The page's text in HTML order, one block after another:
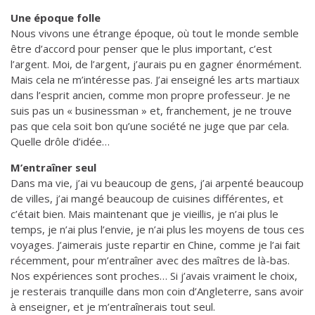
Une époque folle
Nous vivons une étrange époque, où tout le monde semble
être d’accord pour penser que le plus important, c’est
l’argent. Moi, de l’argent, j’aurais pu en gagner énormément.
Mais cela ne m’intéresse pas. J’ai enseigné les arts martiaux
dans l’esprit ancien, comme mon propre professeur. Je ne
suis pas un « businessman » et, franchement, je ne trouve
pas que cela soit bon qu’une société ne juge que par cela.
Quelle drôle d’idée…
M’entraîner seul
Dans ma vie, j’ai vu beaucoup de gens, j’ai arpenté beaucoup
de villes, j’ai mangé beaucoup de cuisines différentes, et
c’était bien. Mais maintenant que je vieillis, je n’ai plus le
temps, je n’ai plus l’envie, je n’ai plus les moyens de tous ces
voyages. J’aimerais juste repartir en Chine, comme je l’ai fait
récemment, pour m’entraîner avec des maîtres de là-bas.
Nos expériences sont proches… Si j’avais vraiment le choix,
je resterais tranquille dans mon coin d’Angleterre, sans avoir
à enseigner, et je m’entraînerais tout seul.